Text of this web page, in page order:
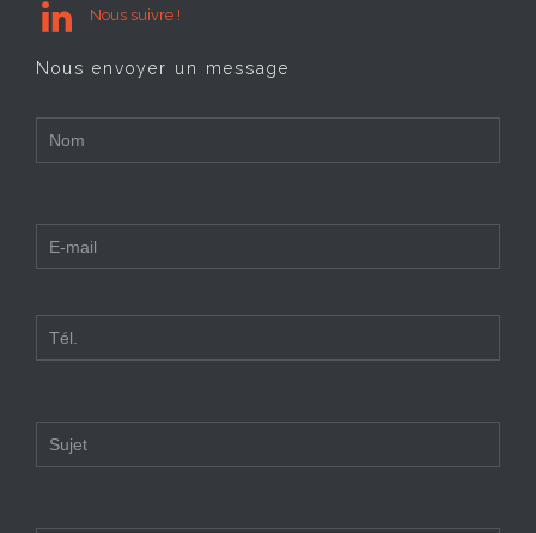
 Nous suivre !
Nous envoyer un message